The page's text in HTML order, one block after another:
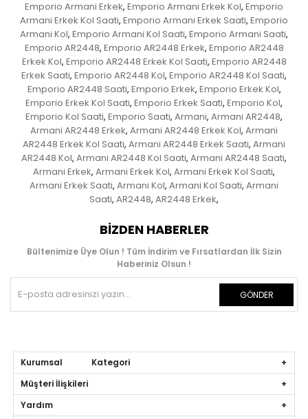
Emporio Armani Erkek, Emporio Armani Erkek Kol, Emporio
Armani Erkek Kol Saati, Emporio Armani Erkek Saati, Emporio
Armani Kol, Emporio Armani Kol Saati, Emporio Armani Saati,
Emporio AR2448, Emporio AR2448 Erkek, Emporio AR2448
Erkek Kol, Emporio AR2448 Erkek Kol Saati, Emporio AR2448
Erkek Saati, Emporio AR2448 Kol, Emporio AR2448 Kol Saati,
Emporio AR2448 Saati, Emporio Erkek, Emporio Erkek Kol,
Emporio Erkek Kol Saati, Emporio Erkek Saati, Emporio Kol,
Emporio Kol Saati, Emporio Saati, Armani, Armani AR2448,
Armani AR2448 Erkek, Armani AR2448 Erkek Kol, Armani
AR2448 Erkek Kol Saati, Armani AR2448 Erkek Saati, Armani
AR2448 Kol, Armani AR2448 Kol Saati, Armani AR2448 Saati,
Armani Erkek, Armani Erkek Kol, Armani Erkek Kol Saati,
Armani Erkek Saati, Armani Kol, Armani Kol Saati, Armani
Saati, AR2448, AR2448 Erkek,
BIZDEN HABERLER
Bültenimize Üye Olun ! Tüm İndirim ve Fırsatlardan İlk Sizin
Haberiniz Olsun !
GÖNDER
Kurumsal Kategori
Müşteri İlişkileri
Yardım